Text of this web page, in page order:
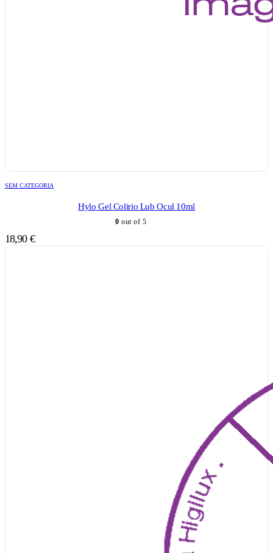
SEM CATEGORIA
Hylo Gel Colirio Lub Ocul 10ml
0 out of 5
18,90 €